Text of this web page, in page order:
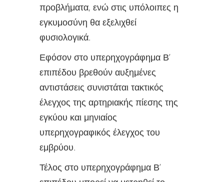
προβλήματα, ενώ στις υπόλοιπες η
εγκυμοσύνη θα εξελιχθεί
φυσιολογικά.
Εφόσον στο υπερηχογράφημα Β’
επιπέδου βρεθούν αυξημένες
αντιστάσεις συνιστάται τακτικός
έλεγχος της αρτηριακής πίεσης της
εγκύου και μηνιαίος
υπερηχογραφικός έλεγχος του
εμβρύου.
Τέλος στο υπερηχογράφημα Β’